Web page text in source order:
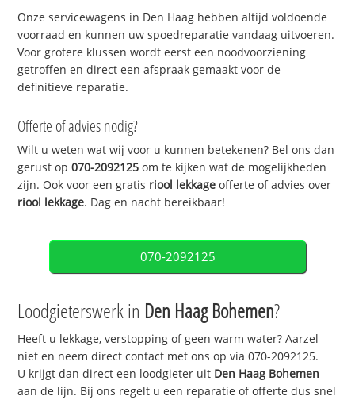
Onze servicewagens in Den Haag hebben altijd voldoende
voorraad en kunnen uw spoedreparatie vandaag uitvoeren.
Voor grotere klussen wordt eerst een noodvoorziening
getroffen en direct een afspraak gemaakt voor de
definitieve reparatie.
Offerte of advies nodig?
Wilt u weten wat wij voor u kunnen betekenen? Bel ons dan
gerust op070-2092125 om te kijken wat de mogelijkheden
zijn. Ook voor een gratis riool lekkage offerte of advies over
riool lekkage. Dag en nacht bereikbaar!
070-2092125
Loodgieterswerk in Den Haag Bohemen?
Heeft u lekkage, verstopping of geen warm water? Aarzel
niet en neem direct contact met ons op via 070-2092125.
U krijgt dan direct een loodgieter uit Den Haag Bohemen
aan de lijn. Bij ons regelt u een reparatie of offerte dus snel